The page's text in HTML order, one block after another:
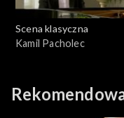
Scena klasyczna
Kamil Pacholec